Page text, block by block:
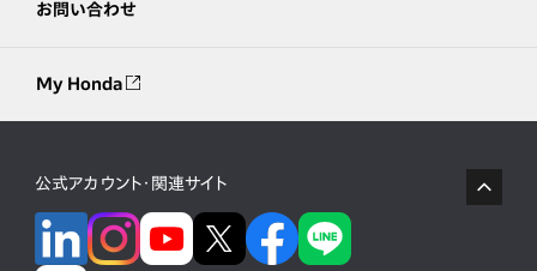
お問い合わせ
My Honda
公式アカウント・関連サイト